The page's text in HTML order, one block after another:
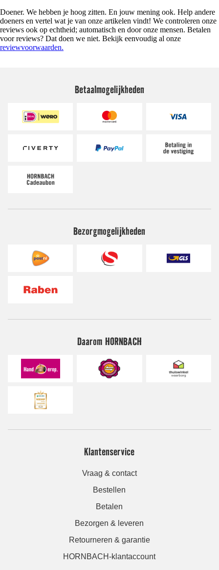
Doener. We hebben je hoog zitten. En jouw mening ook. Help andere
doeners en vertel wat je van onze artikelen vindt! We controleren onze
reviews ook op echtheid; automatisch en door onze mensen. Betalen
voor reviews? Dat doen we niet. Bekijk eenvoudig al onze
reviewvoorwaarden.
Betaalmogelijkheden
Bezorgmogelijkheden
Daarom HORNBACH
Klantenservice
Vraag & contact
Bestellen
Betalen
Bezorgen & leveren
Retourneren & garantie
HORNBACH-klantaccount